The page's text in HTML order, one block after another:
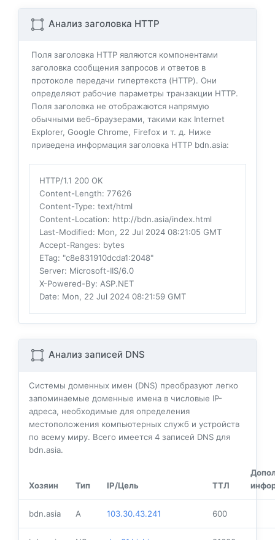
Анализ заголовка HTTP
Поля заголовка HTTP являются компонентами
заголовка сообщения запросов и ответов в
протоколе передачи гипертекста (HTTP). Они
определяют рабочие параметры транзакции HTTP.
Поля заголовка не отображаются напрямую
обычными веб-браузерами, такими как Internet
Explorer, Google Chrome, Firefox и т. д. Ниже
приведена информация заголовка HTTP bdn.asia:
HTTP/1.1 200 OK
Content-Length: 77626
Content-Type: text/html
Content-Location: http://bdn.asia/index.html
Last-Modified: Mon, 22 Jul 2024 08:21:05 GMT
Accept-Ranges: bytes
ETag: "c8e831910dcda1:2048"
Server: Microsoft-IIS/6.0
X-Powered-By: ASP.NET
Date: Mon, 22 Jul 2024 08:21:59 GMT
Анализ записей DNS
Системы доменных имен (DNS) преобразуют легко
запоминаемые доменные имена в числовые IP-
адреса, необходимые для определения
местоположения компьютерных служб и устройств
по всему миру. Всего имеется 4 записей DNS для
bdn.asia.
Хозяин Тип IP/Цель ТТЛ
bdn.asia A 103.30.43.241 600